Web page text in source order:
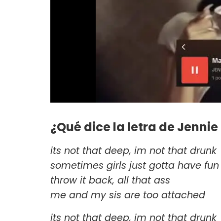
¿Qué dice la letra de Jennie
its not that deep, im not that drunk
sometimes girls just gotta have fun
throw it back, all that ass
me and my sis are too attached
its not that deep, im not that drunk